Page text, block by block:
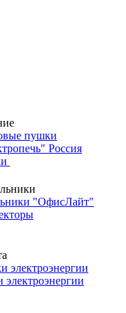
пушки
Россия
"ОфисЛайт"
электроэнергии
электроэнергии